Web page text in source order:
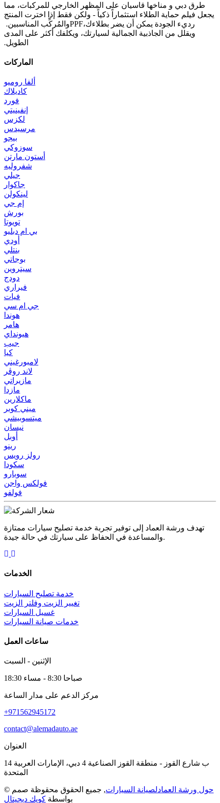
طرق دبي و مناخها قاسيان على المظهر الخارجي للمركبات، مما
يجعل فيلم حماية الطلاء استثماراً ذكياً - ولكن فقط إذا اخترت المنتج
والمُركِّب المناسبين.PPFرديء الجودة يمكن أن يضر بطلاءك،
ويقلل من الجاذبية الجمالية لسيارتك، ويكلفك أكثر على المدى
الطويل.
الماركات
ألفا روميو
كاديلاك
فورد
إنفينيتي
لكزس
مرسيدس
بيجو
سوزوكي
أستون مارتن
شفروليه
جيلي
جاكوار
لينكولن
إم جي
بورش
تويوتا
بي ام دبليو
أودي
بنتلي
بوجاتي
سيتروين
دودج
فيراري
فيات
جي ام سي
هوندا
هامر
هيونداي
جيب
كيا
لامبورغيني
لاند روڤر
مازيراتي
مازدا
ماكلارين
ميني كوبر
ميتسوبيشي
نيسان
أوبل
رينو
رولز رويس
سكودا
سوبارو
فولكس واجن
فولفو
تهدف ورشة العماد إلى توفير تجربة خدمة تصليح سيارات ممتازة
والمساعدة في الحفاظ على سيارتك في حالة جيدة.
الخدمات
خدمة تصليح السيارات
تغيير الزيت وفلتر الزيت
غسيل السيارات
خدمات صيانة السيارات
ساعات العمل
الإثنين - السبت
صباحا 8:30 - مساء 18:30
مركز الدعم على مدار الساعة
+971562945172
contact@alemadauto.ae
العنوان
14 ب شارع القوز - منطقة القوز الصناعية 4 دبي، الإمارات العربية
المتحدة
© حول ورشة العمادلصيانة السيارات, جميع الحقوق محقوظة صمم
بواسطة كويك ديجيتال